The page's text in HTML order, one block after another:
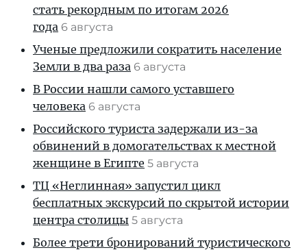
стать рекордным по итогам 2026
года 6 августа
Ученые предложили сократить население
Земли в два раза 6 августа
В России нашли самого уставшего
человека 6 августа
Российского туриста задержали из-за
обвинений в домогательствах к местной
женщине в Египте 5 августа
ТЦ «Неглинная» запустил цикл
бесплатных экскурсий по скрытой истории
центра столицы 5 августа
Более трети бронирований туристического